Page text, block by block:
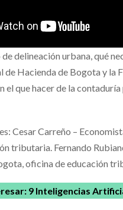
delineación urbana, qué
de Hacienda de Bogota y la
el que hacer de la
Cesar Carreño –
tributaria. Fernando
oficina de educación
9 Inteligencias